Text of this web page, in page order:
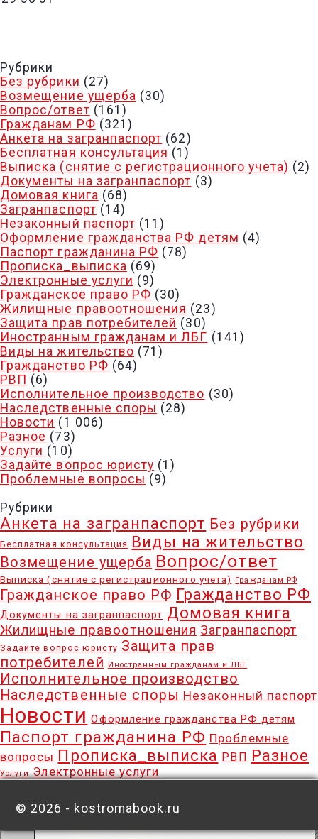
Рубрики
Без рубрики (27)
Возмещение ущерба (30)
Вопрос/ответ (161)
Гражданам РФ (321)
Анкета на загранпаспорт (62)
Бесплатная консультация (1)
Выписка (снятие с регистрационного учета) (2)
Документы на загранпаспорт (3)
Домовая книга (68)
Загранпаспорт (14)
Незаконный паспорт (11)
Оформление гражданства РФ детям (4)
Паспорт гражданина РФ (78)
Прописка_выписка (69)
Электронные услуги (9)
Гражданское право РФ (30)
Жилищные правоотношения (23)
Защита прав потребителей (30)
Иностранным гражданам и ЛБГ (141)
Виды на жительство (71)
Гражданство РФ (64)
РВП (6)
Исполнительное производство (30)
Наследственные споры (28)
Новости (1 006)
Разное (73)
Услуги (10)
Задайте вопрос юристу (1)
Проблемные вопросы (9)
Рубрики
Анкета на загранпаспорт Без рубрики
Бесплатная консультация Виды на жительство
Возмещение ущерба Вопрос/ответ
Выписка (снятие с регистрационного учета) Гражданам РФ
Гражданское право РФ Гражданство РФ
Документы на загранпаспорт Домовая книга
Жилищные правоотношения Загранпаспорт
Задайте вопрос юристу Защита прав
потребителей
Иностранным гражданам и ЛБГ
Исполнительное производство
Наследственные споры Незаконный паспорт
Новости Оформление гражданства РФ детям
Паспорт гражданина РФ Проблемные
вопросы Прописка_выписка РВП Разное
Услуги Электронные услуги
© 2026 - kostromabook.ru